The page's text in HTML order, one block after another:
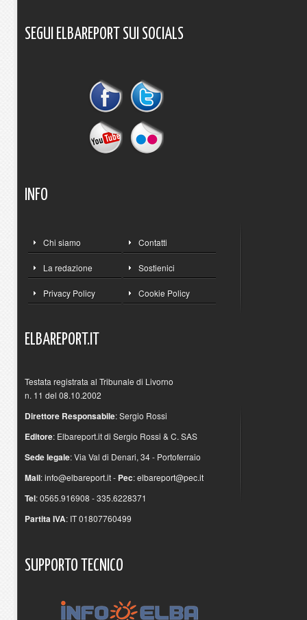
SEGUI ELBAREPORT SUI SOCIALS
INFO
Chi siamo Contatti
La redazione Sostienici
Privacy Policy Cookie Policy
ELBAREPORT.IT
Testata registrata al Tribunale di Livorno
n. 11 del 08.10.2002
Direttore Responsabile: Sergio Rossi
Editore: Elbareport.it di Sergio Rossi & C. SAS
Sede legale: Via Val di Denari, 34 - Portoferraio
Mail:info@elbareport.it- Pec:elbareport@pec.it
Tel: 0565.916908 - 335.6228371
Partita IVA: IT 01807760499
SUPPORTO TECNICO